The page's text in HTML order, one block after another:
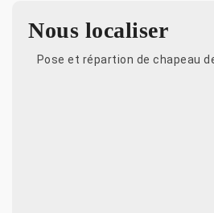
Nous localiser
Pose et répartion de chapeau